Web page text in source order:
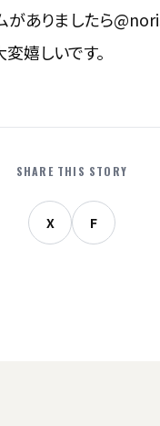
がありましたら
嬉しいです。
SHARE THIS STORY
X F